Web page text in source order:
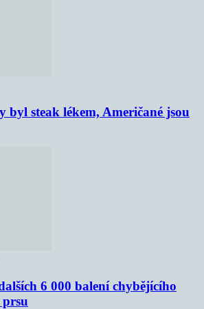
steak lékem, Američané jsou
6 000 balení chybějícího